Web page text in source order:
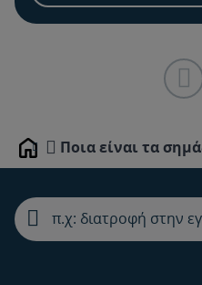
Home Ποια είναι τα